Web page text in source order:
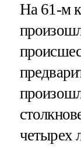
На 61-м
четырех